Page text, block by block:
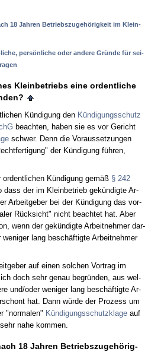
18 Jah­ren Be­triebs­zu­gehörig­keit im Klein­
persönli­che oder an­de­re Gründe für sei­
Klein­be­triebs ei­ne or­dent­li­che
Kündi­gung den Kündi­gungs­schutz
be­ach­ten, ha­ben sie es vor Ge­richt
schwer. Denn die Vor­aus­set­zun­gen
der Kündi­gung führen,
Kündi­gung gemäß § 242
dass der im Klein­be­trieb gekündig­te Ar­
Ar­beit­ge­ber bei der Kündi­gung das vor­
Rück­sicht" nicht be­ach­tet hat. Aber
wenn der gekündig­te Ar­beit­neh­mer dar­
lang beschäftig­te Ar­beit­neh­mer
auf ei­nen sol­chen Vor­trag im
doch sehr ge­nau be­gründen, aus wel­
und/oder we­ni­ger lang beschäftig­te Ar­
hat. Dann würde der Pro­zess um
"nor­ma­len" Kündi­gungs­schutz­kla­geauf
na­he kom­men.
18 Jah­ren Be­triebs­zu­gehörig­